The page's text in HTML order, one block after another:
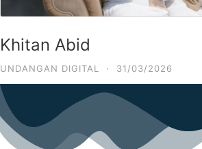
Khitan Abid
UNDANGAN DIGITAL · 31/03/2026